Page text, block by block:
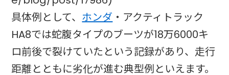
具体例として、 ホンダ ・アクティトラック
HA8では蛇腹タイプのブーツが18万6000キ
ロ前後で裂けていたという記録があり、走行
距離とともに劣化が進む典型例といえます。